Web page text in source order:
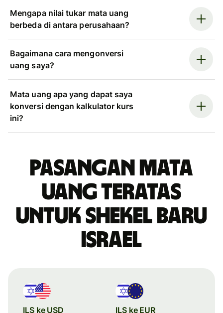
Mengapa nilai tukar mata uang
berbeda di antara perusahaan?
Bagaimana cara mengonversi
uang saya?
Mata uang apa yang dapat saya
konversi dengan kalkulator kurs
ini?
Pasangan mata
uang teratas
untuk shekel baru
Israel
ILS ke USD ILS ke EUR